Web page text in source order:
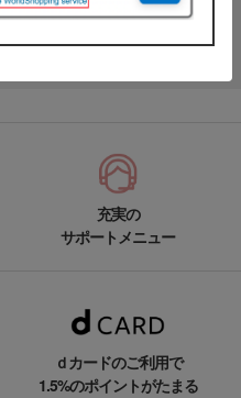
充実の
サポートメニュー
ｄカードのご利用で
1.5%のポイントがたまる